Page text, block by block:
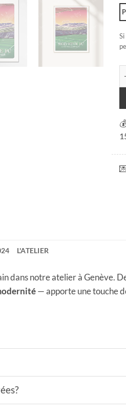
L'ATELIER
dans notre atelier à Genève.
— apporte une touche